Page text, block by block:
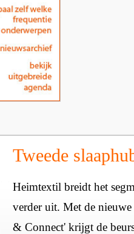
Tweede
Heimtextil breidt het
verder uit. Met de
& Connect' krijgt de